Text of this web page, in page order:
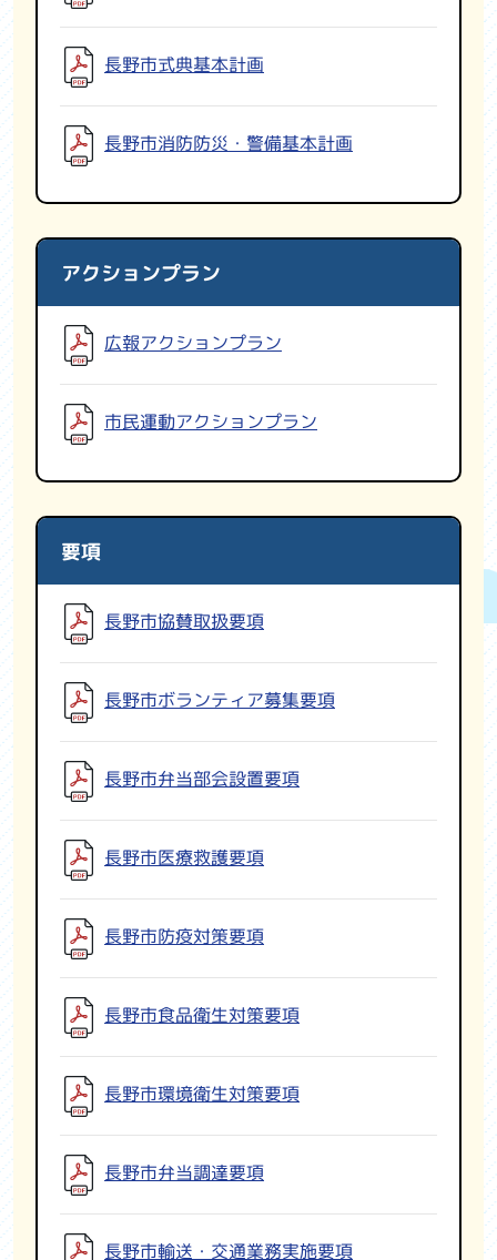
長野市式典基本計画
長野市消防防災・警備基本計画
アクションプラン
広報アクションプラン
市民運動アクションプラン
要項
長野市協賛取扱要項
長野市ボランティア募集要項
長野市弁当部会設置要項
長野市医療救護要項
長野市防疫対策要項
長野市食品衛生対策要項
長野市環境衛生対策要項
長野市弁当調達要項
長野市輸送・交通業務実施要項